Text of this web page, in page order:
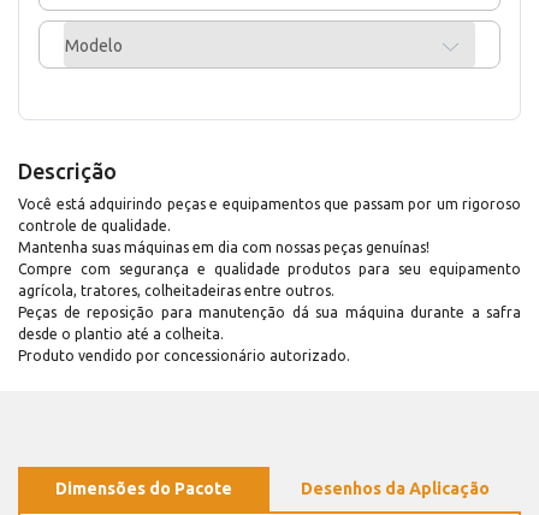
Modelo
Descrição
Você está adquirindo peças e equipamentos que passam por um rigoroso
controle de qualidade.
Mantenha suas máquinas em dia com nossas peças genuínas!
Compre com segurança e qualidade produtos para seu equipamento
agrícola, tratores, colheitadeiras entre outros.
Peças de reposição para manutenção dá sua máquina durante a safra
desde o plantio até a colheita.
Produto vendido por concessionário autorizado.
Dimensões do Pacote Desenhos da Aplicação